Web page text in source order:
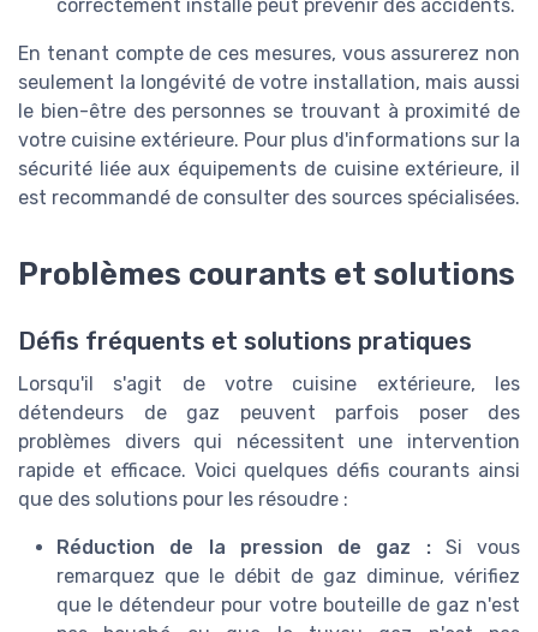
correctement installé peut prévenir des accidents.
En tenant compte de ces mesures, vous assurerez non
seulement la longévité de votre installation, mais aussi
le bien-être des personnes se trouvant à proximité de
votre cuisine extérieure. Pour plus d'informations sur la
sécurité liée aux équipements de cuisine extérieure, il
est recommandé de consulter des sources spécialisées.
Problèmes courants et solutions
Défis fréquents et solutions pratiques
Lorsqu'il s'agit de votre cuisine extérieure, les
détendeurs de gaz peuvent parfois poser des
problèmes divers qui nécessitent une intervention
rapide et efficace. Voici quelques défis courants ainsi
que des solutions pour les résoudre :
Réduction de la pression de gaz :Si vous
remarquez que le débit de gaz diminue, vérifiez
que le détendeur pour votre bouteille de gaz n'est